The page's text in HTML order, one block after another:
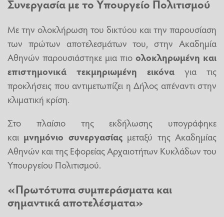
Συνεργασία με το Υπουργείο Πολιτισμού
Με την ολοκλήρωση του δικτύου και την παρουσίαση
των πρώτων αποτελεσμάτων του, στην Ακαδημία
Αθηνών παρουσιάστηκε μια πιο ολοκληρωμένη και
επιστημονικά τεκμηριωμένη εικόνα για τις
προκλήσεις που αντιμετωπίζει η Δήλος απέναντι στην
κλιματική κρίση.
Στο πλαίσιο της εκδήλωσης υπογράφηκε
και μνημόνιο συνεργασίαςμεταξύ της Ακαδημίας
Αθηνών και της Εφορείας Αρχαιοτήτων Κυκλάδων του
Υπουργείου Πολιτισμού.
«Πρωτότυπα συμπεράσματα και
σημαντικά αποτελέσματα»